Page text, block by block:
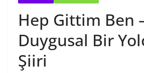
Hep Gittim Ben
Duygusal Bir
Şiiri